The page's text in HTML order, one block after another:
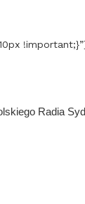
Radia